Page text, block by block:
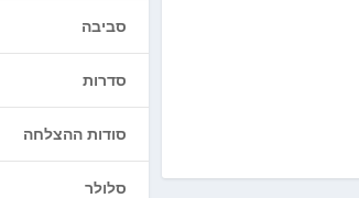
סביבה
סדרות
סודות ההצלחה
סלולר